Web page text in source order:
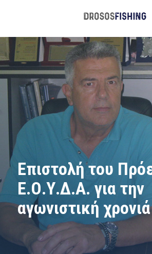
Επιστολή του
Ε.Ο.Υ.Δ.Α. για την
αγωνιστική